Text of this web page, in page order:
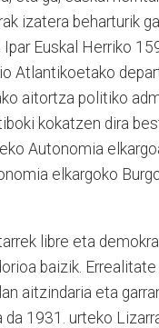
izatera beharturik
Euskal Herriko
Atlantikoetako
aitortza politiko
kokatzen dira
Autonomia
elkargoko
libre eta
baizik.
aitzindaria eta
da 1931. urteko